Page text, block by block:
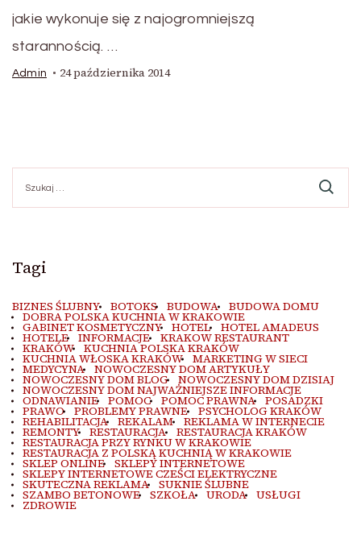
jakie wykonuje się z najogromniejszą
starannością. …
Admin 24 października 2014
Tagi
BIZNES ŚLUBNY BOTOKS BUDOWA BUDOWA DOMU
DOBRA POLSKA KUCHNIA W KRAKOWIE
GABINET KOSMETYCZNY HOTEL HOTEL AMADEUS
HOTELE INFORMACJE KRAKOW RESTAURANT
KRAKÓW KUCHNIA POLSKA KRAKÓW
KUCHNIA WŁOSKA KRAKÓW MARKETING W SIECI
MEDYCYNA NOWOCZESNY DOM ARTYKUŁY
NOWOCZESNY DOM BLOG NOWOCZESNY DOM DZISIAJ
NOWOCZESNY DOM NAJWAŻNIEJSZE INFORMACJE
ODNAWIANIE POMOC POMOC PRAWNA POSADZKI
PRAWO PROBLEMY PRAWNE PSYCHOLOG KRAKÓW
REHABILITACJA REKALAM REKLAMA W INTERNECIE
REMONTY RESTAURACJA RESTAURACJA KRAKÓW
RESTAURACJA PRZY RYNKU W KRAKOWIE
RESTAURACJA Z POLSKĄ KUCHNIĄ W KRAKOWIE
SKLEP ONLINE SKLEPY INTERNETOWE
SKLEPY INTERNETOWE CZEŚCI ELEKTRYCZNE
SKUTECZNA REKLAMA SUKNIE ŚLUBNE
SZAMBO BETONOWE SZKOŁA URODA USŁUGI
ZDROWIE